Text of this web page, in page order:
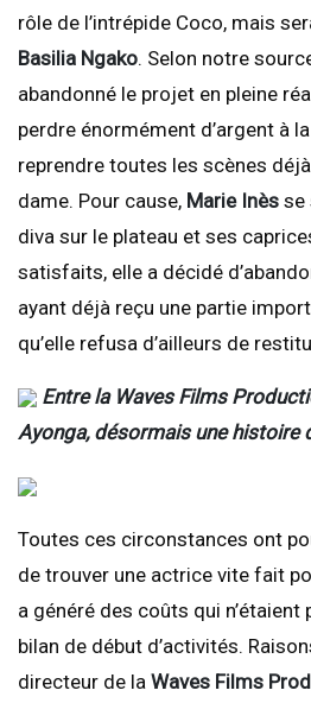
rôle de l’intrépide Coco, mais
Basilia Ngako. Selon notre
abandonné le projet en pleine
perdre énormément d’argent à la
reprendre toutes les scènes
dame. Pour cause, Marie Inès se
diva sur le plateau et ses
satisfaits, elle a décidé
ayant déjà reçu une partie
qu’elle refusa d’ailleurs de
Entre la Waves Films
Ayonga, désormais une histoire
Toutes ces circonstances ont
de trouver une actrice vite fait
a généré des coûts qui n’étaient
bilan de début d’activités.
directeur de la Waves Films